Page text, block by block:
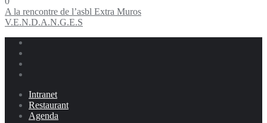
Navigation
de
l’article
A la rencontre de l’asbl Extra Muros
V.E.N.D.A.N.G.E.S
Intranet
Restaurant
Agenda